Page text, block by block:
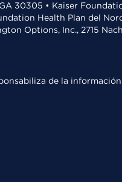
30305 • Kaiser
Health Plan del
Options, Inc., 2715
de la